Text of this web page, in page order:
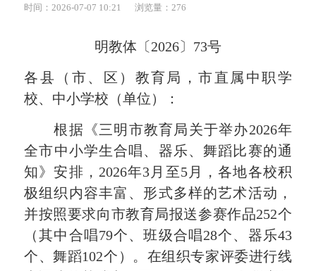
时间：2026-07-07 10:21
浏览量：276
明教体〔2026〕73号
各县（市、区）教育局，市直属中职学
校、中小学校（单位）：
根据《三明市教育局关于举办2026年
全市中小学生合唱、 器乐、舞蹈 比赛的通
知》安排， 2026年3月至5月，各地各校积
极组织内容丰富、形式多样的艺术活动 ，
并按照要求向市教育局报送参赛作品252个
（其中合唱79个、班级合唱28个、器乐43
个、舞蹈102个 ） 。 在组织专家评委进行线